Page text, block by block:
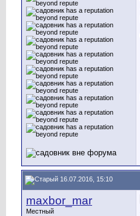
16.07.2016, 15:10
maxbor_mar
Местный